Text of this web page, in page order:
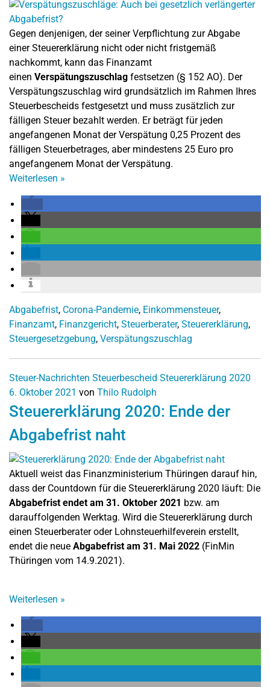
Gegen denjenigen, der seiner Verpflichtung zur Abgabe
einer Steuererklärung nicht oder nicht fristgemäß
nachkommt, kann das Finanzamt
einen Verspätungszuschlag festsetzen (§ 152 AO). Der
Verspätungszuschlag wird grundsätzlich im Rahmen Ihres
Steuerbescheids festgesetzt und muss zusätzlich zur
fälligen Steuer bezahlt werden. Er beträgt für jeden
angefangenen Monat der Verspätung 0,25 Prozent des
fälligen Steuerbetrages, aber mindestens 25 Euro pro
angefangenem Monat der Verspätung.
Weiterlesen »
Abgabefrist, Corona-Pandemie, Einkommensteuer,
Finanzamt, Finanzgericht, Steuerberater, Steuererklärung,
Steuergesetzgebung, Verspätungszuschlag
Steuer-Nachrichten Steuerbescheid Steuererklärung 2020
6. Oktober 2021 von Thilo Rudolph
Steuererklärung 2020: Ende der
Abgabefrist naht
Aktuell weist das Finanzministerium Thüringen darauf hin,
dass der Countdown für die Steuererklärung 2020 läuft: Die
Abgabefrist endet am 31. Oktober 2021 bzw. am
darauffolgenden Werktag. Wird die Steuererklärung durch
einen Steuerberater oder Lohnsteuerhilfeverein erstellt,
endet die neue Abgabefrist am 31. Mai 2022 (FinMin
Thüringen vom 14.9.2021).
Weiterlesen »